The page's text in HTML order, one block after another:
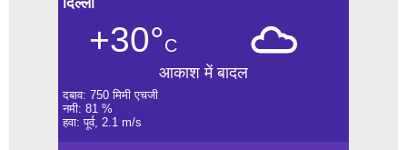
+30°C
आकाश में बादल
दबाव: 750 मिमी एचजी
नमी: 81 %
हवा: पूर्व, 2.1 m/s